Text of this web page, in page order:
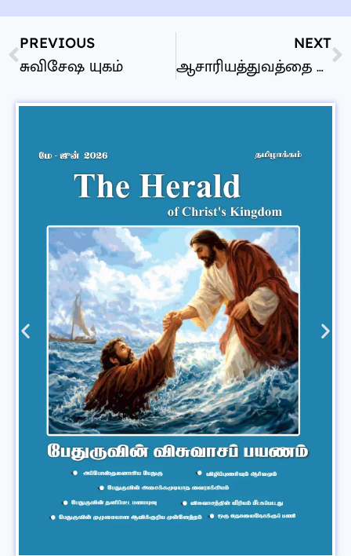
PREVIOUS
சுவிசேஷ யுகம்
NEXT
ஆசாரியத்துவத்தை வளர்த்தல்